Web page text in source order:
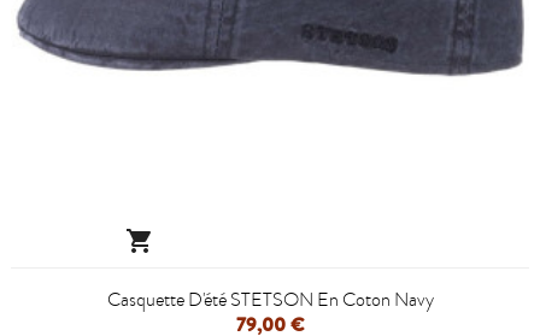

Casquette D'été STETSON En Coton Navy
79,00 €